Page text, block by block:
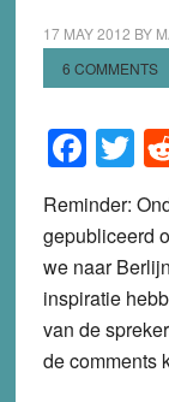
17 MAY 2012 BY
6 COMMENTS
Reminder:
gepubliceerd
we naar
inspiratie
van de
de comments